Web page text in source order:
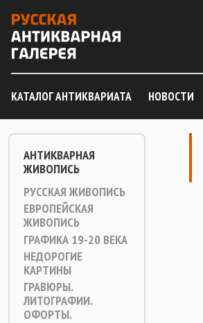
КАТАЛОГ АНТИКВАРИАТА НОВОСТИ
АНТИКВАРНАЯ
ЖИВОПИСЬ
РУССКАЯ ЖИВОПИСЬ
ЕВРОПЕЙСКАЯ
ЖИВОПИСЬ
ГРАФИКА 19-20 ВЕКА
НЕДОРОГИЕ
КАРТИНЫ
ГРАВЮРЫ.
ЛИТОГРАФИИ.
ОФОРТЫ.